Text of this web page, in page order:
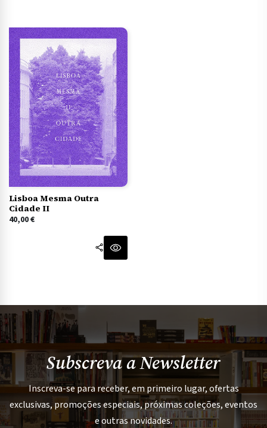
Lisboa Mesma Outra
Cidade II
40,00€
Subscreva a Newsletter
Inscreva-se para receber, em primeiro lugar, ofertas
exclusivas, promoções especiais, próximas coleções, eventos
e outras novidades.